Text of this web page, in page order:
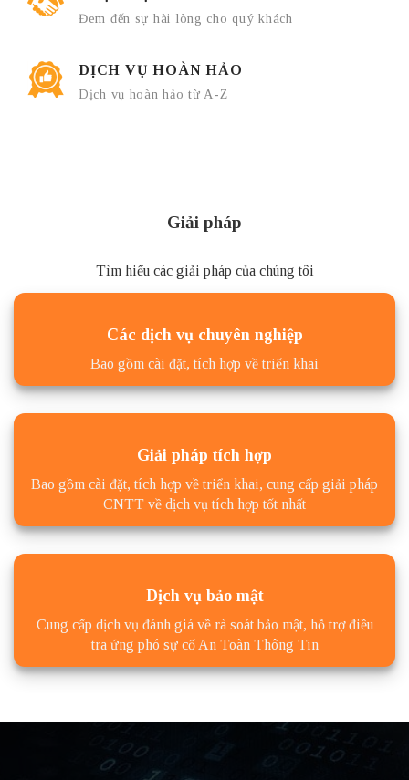
Đem đến sự hài lòng cho quý khách
DỊCH VỤ HOÀN HẢO
Dịch vụ hoàn hảo từ A-Z
Giải pháp
Tìm hiểu các giải pháp của chúng tôi
Các dịch vụ chuyên nghiệp
Bao gồm cài đặt, tích hợp về triển khai
Giải pháp tích hợp
Bao gồm cài đặt, tích hợp về triển khai, cung cấp giải pháp
CNTT về dịch vụ tích hợp tốt nhất
Dịch vụ bảo mật
Cung cấp dịch vụ đánh giá về rà soát bảo mật, hỗ trợ điều
tra ứng phó sự cố An Toàn Thông Tin